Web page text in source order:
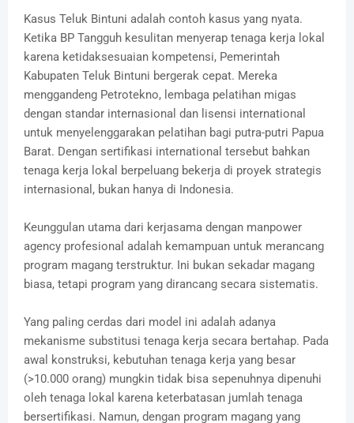
Kasus Teluk Bintuni adalah contoh kasus yang nyata.
Ketika BP Tangguh kesulitan menyerap tenaga kerja lokal
karena ketidaksesuaian kompetensi, Pemerintah
Kabupaten Teluk Bintuni bergerak cepat. Mereka
menggandeng Petrotekno, lembaga pelatihan migas
dengan standar internasional dan lisensi international
untuk menyelenggarakan pelatihan bagi putra-putri Papua
Barat. Dengan sertifikasi international tersebut bahkan
tenaga kerja lokal berpeluang bekerja di proyek strategis
internasional, bukan hanya di Indonesia.
Keunggulan utama dari kerjasama dengan manpower
agency profesional adalah kemampuan untuk merancang
program magang terstruktur. Ini bukan sekadar magang
biasa, tetapi program yang dirancang secara sistematis.
Yang paling cerdas dari model ini adalah adanya
mekanisme substitusi tenaga kerja secara bertahap. Pada
awal konstruksi, kebutuhan tenaga kerja yang besar
(>10.000 orang) mungkin tidak bisa sepenuhnya dipenuhi
oleh tenaga lokal karena keterbatasan jumlah tenaga
bersertifikasi. Namun, dengan program magang yang